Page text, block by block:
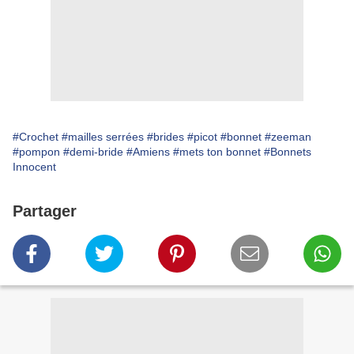
#Crochet #mailles serrées #brides #picot #bonnet #zeeman
#pompon #demi-bride #Amiens #mets ton bonnet #Bonnets
Innocent
Partager